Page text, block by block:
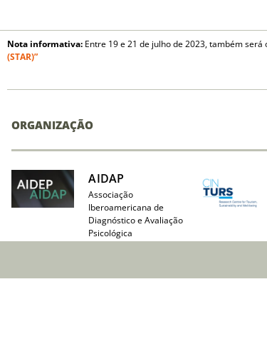
Nota informativa: Entre 19 e 21 de julho de 2023, também
(STAR)”
ORGANIZAÇÃO
AIDAP
Associação
Iberoamericana de
Diagnóstico e Avaliação
Psicológica